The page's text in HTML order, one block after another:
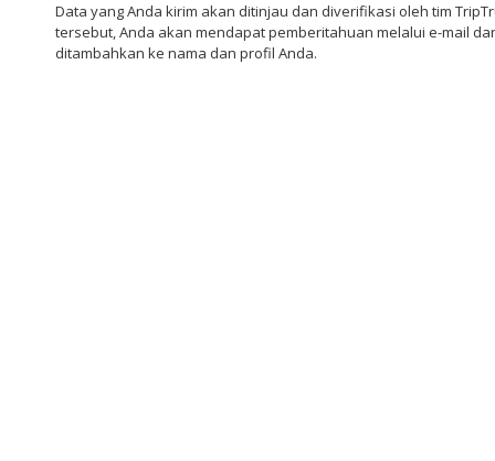
Data yang Anda kirim akan ditinjau dan diverifikasi oleh tim
tersebut, Anda akan mendapat pemberitahuan melalui e-mail
ditambahkan ke nama dan profil Anda.